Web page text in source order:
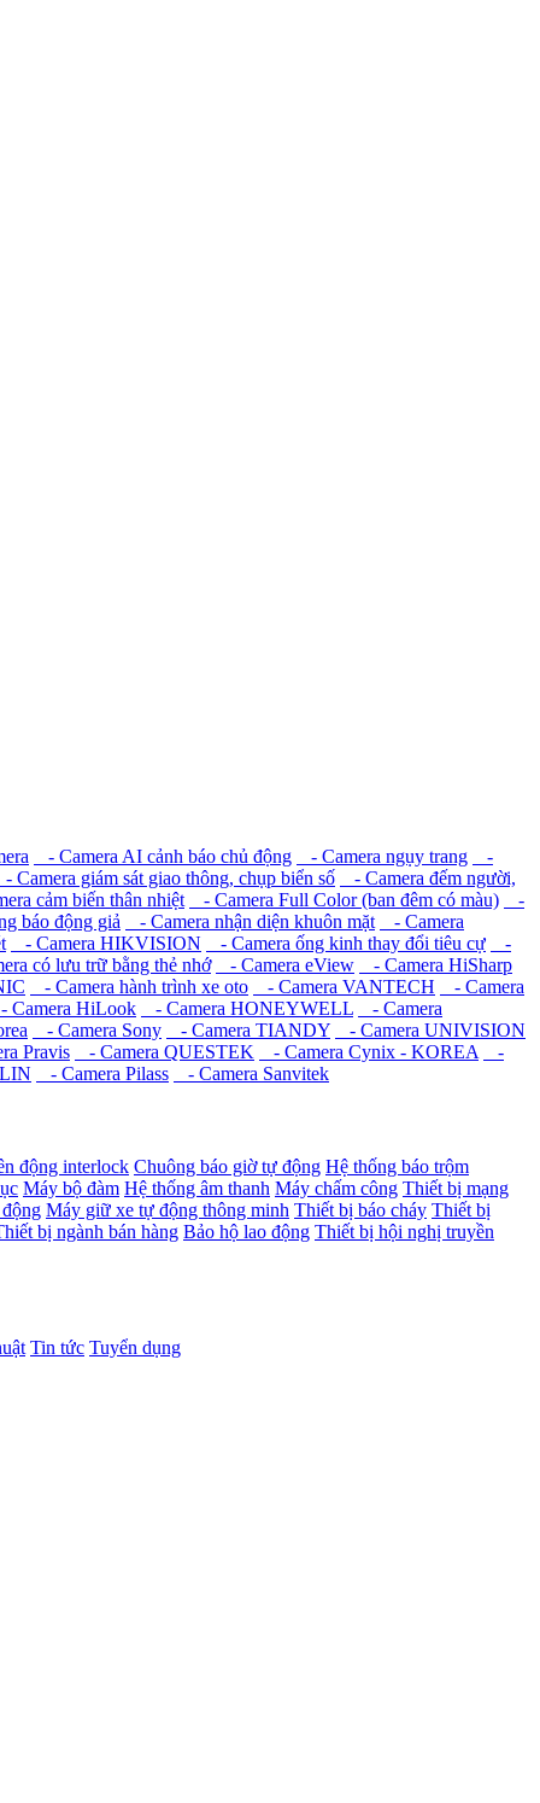
- Camera AI cảnh báo chủ động - Camera ngụy trang
-
- Camera giám sát giao thông, chụp biển số
- Camera đếm người,
cảm biến thân nhiệt - Camera Full Color (ban đêm có màu)
-
báo động giả - Camera nhận diện khuôn mặt
- Camera
- Camera HIKVISION - Camera ống kinh thay đổi tiêu cự
-
có lưu trữ bằng thẻ nhớ - Camera eView
- Camera HiSharp
- Camera hành trình xe oto - Camera VANTECH
- Camera
Camera HiLook - Camera HONEYWELL
- Camera
- Camera Sony - Camera TIANDY
- Camera UNIVISION
Pravis - Camera QUESTEK - Camera Cynix - KOREA
-
- Camera Pilass - Camera Sanvitek
động interlock Chuông báo giờ tự động Hệ thống báo trộm
Máy bộ đàm Hệ thống âm thanh Máy chấm công Thiết bị mạng
Máy giữ xe tự động thông minh Thiết bị báo cháy Thiết bị
bị ngành bán hàng Bảo hộ lao động Thiết bị hội nghị truyền
Tin tức Tuyển dụng